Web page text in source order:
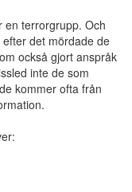
en terrorgrupp. Och
det mördade de
också gjort anspråk
inte de som
kommer ofta från